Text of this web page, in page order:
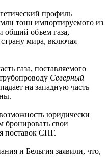
профиль
тонн импортируемого из
общий объем газа,
мира, включая
газа, поставляемого
Северный
на западную часть
юридически
бронировать свои
поставок СПГ.
и Бельгия заявили, что,